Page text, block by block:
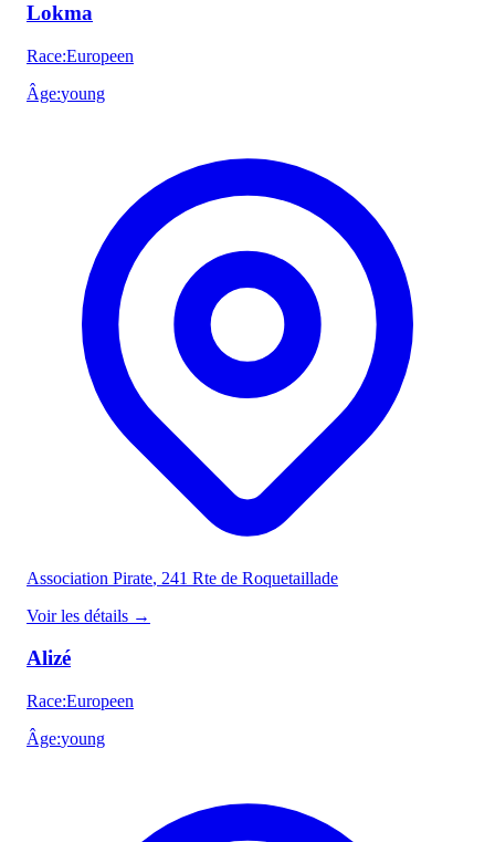
Lokma
Race:Europeen
Âge:young
Association Pirate, 241 Rte de Roquetaillade
Voir les détails →
Alizé
Race:Europeen
Âge:young